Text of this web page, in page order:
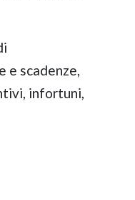
e scadenze,
infortuni,